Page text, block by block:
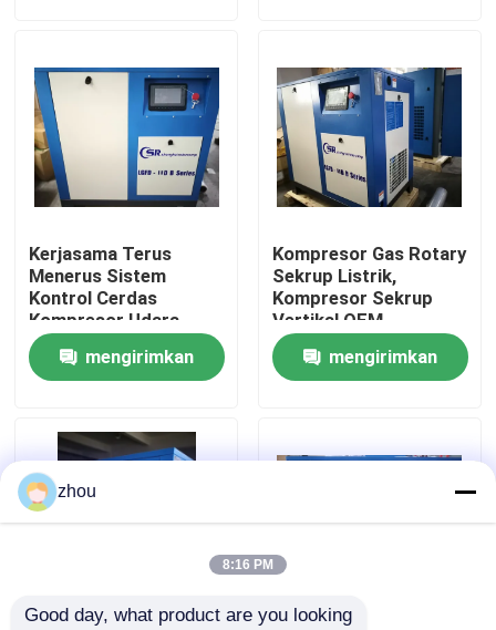
Video
Tentang kami
Wisata pabrik
Kontrol kualitas
Berita
Permintaan Penawaran
Kerjasama Terus
Menerus Sistem
Kontrol Cerdas
Kompresor Udara
Didorong Langsung
mengirimkan
Kompresor Gas Rotary
Sekrup Listrik,
Kompresor Sekrup
Vertikal OEM
mengirimkan
zhou
8:16 PM
Good day, what product are you looking